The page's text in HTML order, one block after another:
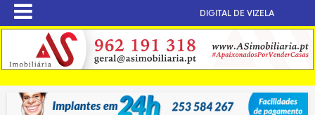
DIGITAL DE VIZELA